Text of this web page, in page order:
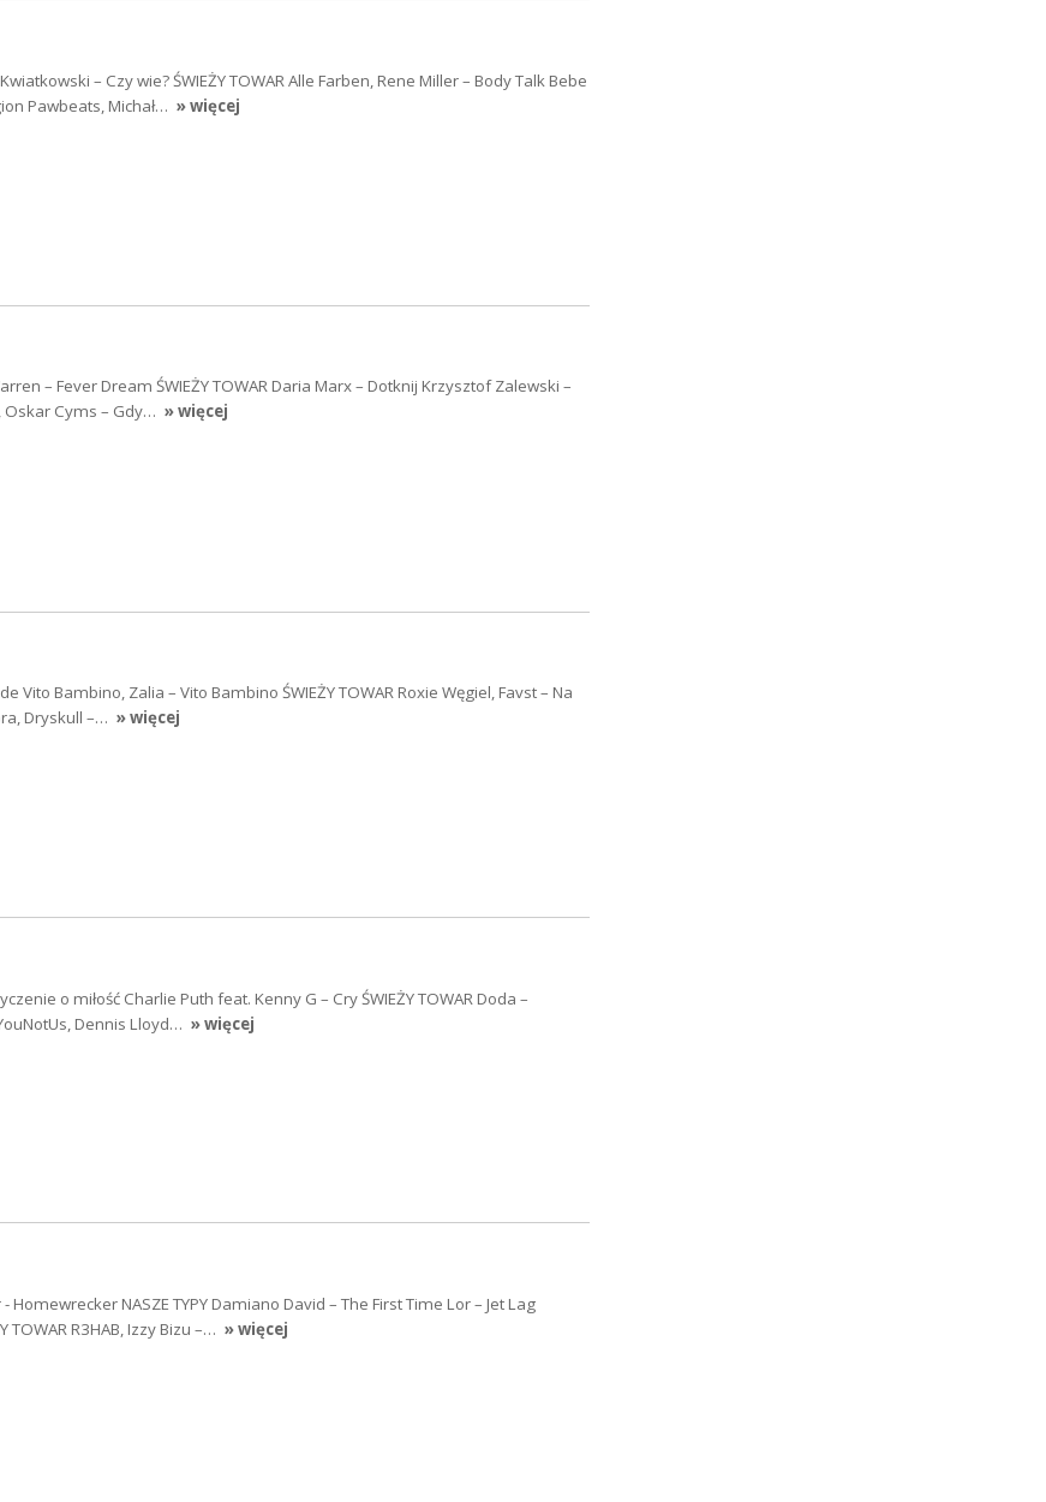
Kwiatkowski – Czy wie? ŚWIEŻY TOWAR Alle Farben, Rene Miller – Body Talk Bebe
Pawbeats, Michał… » więcej
– Fever Dream ŚWIEŻY TOWAR Daria Marx – Dotknij Krzysztof Zalewski –
Oskar Cyms – Gdy… » więcej
Vito Bambino, Zalia – Vito Bambino ŚWIEŻY TOWAR Roxie Węgiel, Favst – Na
Dryskull –… » więcej
o miłość Charlie Puth feat. Kenny G – Cry ŚWIEŻY TOWAR Doda –
Dennis Lloyd… » więcej
- Homewrecker NASZE TYPY Damiano David – The First Time Lor – Jet Lag
TOWAR R3HAB, Izzy Bizu –… » więcej